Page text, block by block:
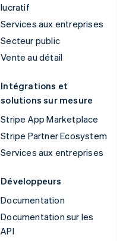
lucratif
Services aux entreprises
Secteur public
Vente au détail
Intégrations et
solutions sur mesure
Stripe App Marketplace
Stripe Partner Ecosystem
Services aux entreprises
Développeurs
Documentation
Documentation sur les
API